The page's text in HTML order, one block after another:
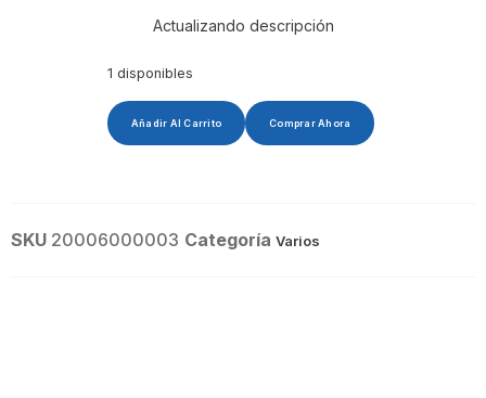
Actualizando descripción
1 disponibles
Añadir Al Carrito Comprar Ahora
SKU 20006000003 Categoría Varios